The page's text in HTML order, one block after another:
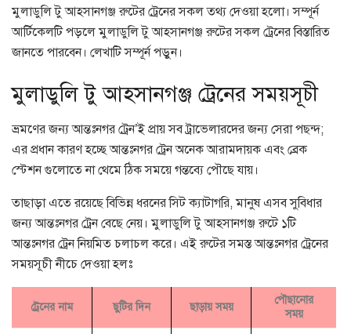
মুলাডুলি টু আহসানগঞ্জ রুটের ট্রেনের সকল তথ্য দেওয়া হলো। সম্পূর্ন
আর্টিকেলটি পড়লে মুলাডুলি টু আহসানগঞ্জ রুটের সকল ট্রেনের বিস্তারিত
জানতে পারবেন। লেখাটি সম্পূর্ন পড়ুন।
মুলাডুলি টু আহসানগঞ্জ ট্রেনের সময়সূচী
ভ্রমণের জন্য আন্তঃনগর ট্রেন’ই প্রায় সব ট্রাভেলারদের জন্য সেরা পছন্দ;
এর প্রধান কারণ হচ্ছে আন্তঃনগর ট্রেন অনেক আরামদায়ক এবং ব্রেক
স্টেশন গুলোতে না থেমে ঠিক সময়ে গন্তব্যে পৌছে যায়।
তাছাড়া এতে রয়েছে বিভিন্ন ধরনের সিট ক্যাটাগরি, মানুষ এসব সুবিধার
জন্য আন্তঃনগর ট্রেন বেছে নেয়। মুলাডুলি টু আহসানগঞ্জ রুটে ১টি
আন্তঃনগর ট্রেন নিয়মিত চলাচল করে। এই রুটের সমস্ত আন্তঃনগর ট্রেনের
সময়সূচী নীচে দেওয়া হলঃ
ট্রেনের নাম ছুটির দিন ছাড়ায় সময়
পৌছানোর
সময়